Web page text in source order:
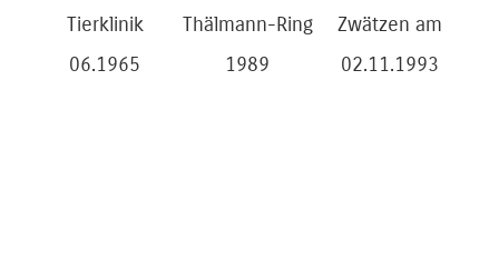
Tierklinik
06.1965
Thälmann-Ring
1989
Zwätzen am
02.11.1993